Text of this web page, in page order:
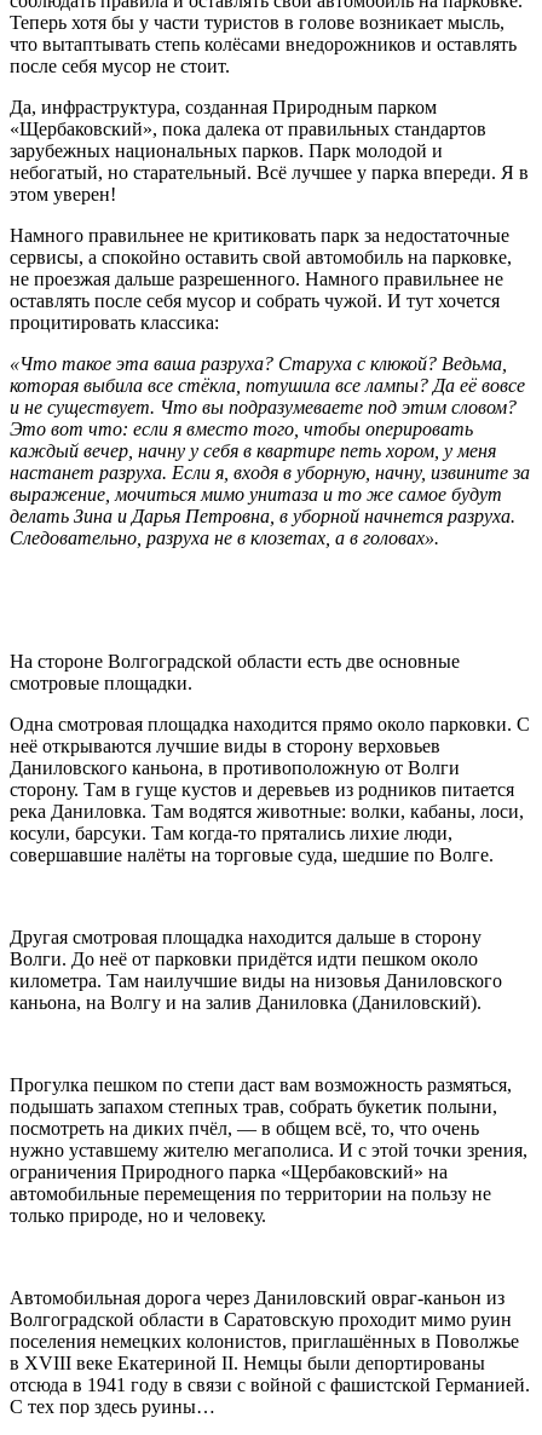
Теперь хотя бы у части туристов в голове возникает мысль,
что вытаптывать степь колёсами внедорожников и оставлять
после себя мусор не стоит.
Да, инфраструктура, созданная Природным парком
«Щербаковский», пока далека от правильных стандартов
зарубежных национальных парков. Парк молодой и
небогатый, но старательный. Всё лучшее у парка впереди. Я в
этом уверен!
Намного правильнее не критиковать парк за недостаточные
сервисы, а спокойно оставить свой автомобиль на парковке,
не проезжая дальше разрешенного. Намного правильнее не
оставлять после себя мусор и собрать чужой. И тут хочется
процитировать классика:
«Что такое эта ваша разруха? Старуха с клюкой? Ведьма,
которая выбила все стёкла, потушила все лампы? Да её вовсе
и не существует. Что вы подразумеваете под этим словом?
Это вот что: если я вместо того, чтобы оперировать
каждый вечер, начну у себя в квартире петь хором, у меня
настанет разруха. Если я, входя в уборную, начну, извините за
выражение, мочиться мимо унитаза и то же самое будут
делать Зина и Дарья Петровна, в уборной начнется разруха.
Следовательно, разруха не в клозетах, а в головах».
На стороне Волгоградской области есть две основные
смотровые площадки.
Одна смотровая площадка находится прямо около парковки. С
неё открываются лучшие виды в сторону верховьев
Даниловского каньона, в противоположную от Волги
сторону. Там в гуще кустов и деревьев из родников питается
река Даниловка. Там водятся животные: волки, кабаны, лоси,
косули, барсуки. Там когда-то прятались лихие люди,
совершавшие налёты на торговые суда, шедшие по Волге.
Другая смотровая площадка находится дальше в сторону
Волги. До неё от парковки придётся идти пешком около
километра. Там наилучшие виды на низовья Даниловского
каньона, на Волгу и на залив Даниловка (Даниловский).
Прогулка пешком по степи даст вам возможность размяться,
подышать запахом степных трав, собрать букетик полыни,
посмотреть на диких пчёл, — в общем всё, то, что очень
нужно уставшему жителю мегаполиса. И с этой точки зрения,
ограничения Природного парка «Щербаковский» на
автомобильные перемещения по территории на пользу не
только природе, но и человеку.
Автомобильная дорога через Даниловский овраг-каньон из
Волгоградской области в Саратовскую проходит мимо руин
поселения немецких колонистов, приглашённых в Поволжье
в XVIII веке Екатериной II. Немцы были депортированы
отсюда в 1941 году в связи с войной с фашистской Германией.
С тех пор здесь руины…